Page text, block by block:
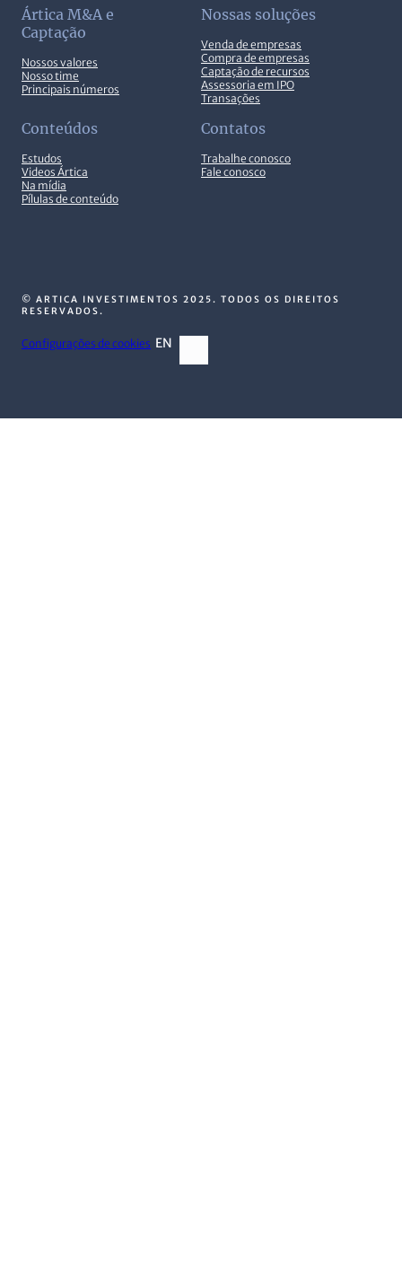
Ártica M&A e
Captação
Nossos valores
Nosso time
Principais números
Nossas soluções
Venda de empresas
Compra de empresas
Captação de recursos
Assessoria em IPO
Transações
Conteúdos
Estudos
Videos Ártica
Na mídia
Pílulas de conteúdo
Contatos
Trabalhe conosco
Fale conosco
© ARTICA INVESTIMENTOS 2025. TODOS OS DIREITOS
RESERVADOS.
Configurações de cookies EN